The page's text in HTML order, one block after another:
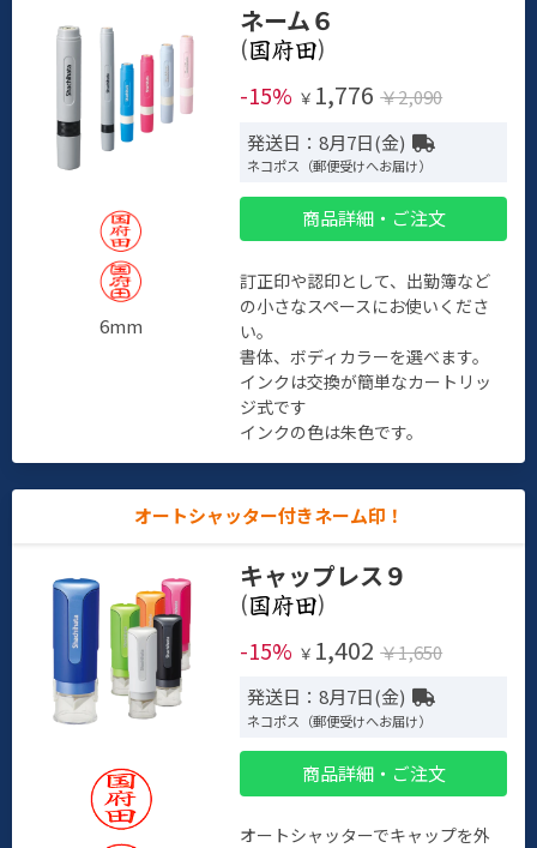
6mm
ネーム６
(
)
-15% ￥ 1,776 ￥2,090
発送日：8月7日(金)
ネコポス（郵便受けへお届け）
商品詳細・ご注文
訂正印や認印として、出勤簿など
の小さなスペースにお使いくださ
い。
書体、ボディカラーを選べます。
インクは交換が簡単なカートリッ
ジ式です
インクの色は朱色です。
オートシャッター付きネーム印！
キャップレス９
(
)
-15% ￥ 1,402 ￥1,650
発送日：8月7日(金)
ネコポス（郵便受けへお届け）
商品詳細・ご注文
オートシャッターでキャップを外